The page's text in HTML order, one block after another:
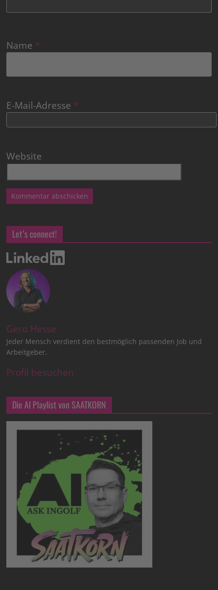
Name *
E-Mail-Adresse *
Website
Let’s connect!
Gero Hesse
Jeder Mensch verdient den bestmöglich passenden Job und
Arbeitgeber.
Profil besuchen
Die AI Playlist von SAATKORN